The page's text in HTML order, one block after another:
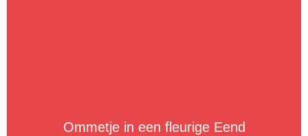
Ommetje in een fleurige Eend